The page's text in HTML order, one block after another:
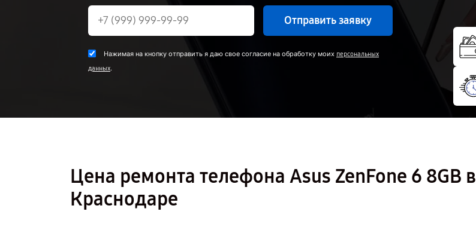
Отправить заявку
Нажимая на кнопку отправить я даю свое согласие на обработку моих персональных
данных.
Цена ремонта телефона Asus ZenFone 6 8GB в
Краснодаре